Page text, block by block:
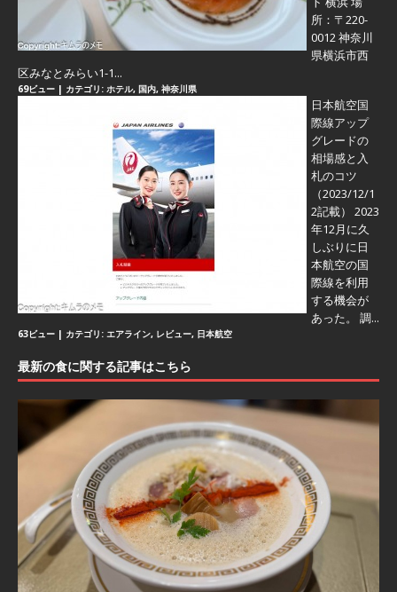
所：〒220-
0012 神奈川
県横浜市西
区みなとみらい1-1...
69ビュー | カテゴリ: ホテル, 国内, 神奈川県
日本航空国
際線アップ
グレードの
相場感と入
札のコツ
（2023/12/1
2記載） 2023
年12月に久
しぶりに日
本航空の国
際線を利用
する機会が
あった。 調...
63ビュー | カテゴリ: エアライン, レビュー, 日本航空
最新の食に関する記事はこちら